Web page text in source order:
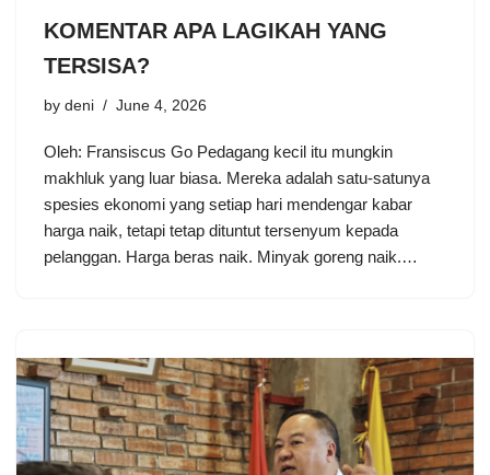
KOMENTAR APA LAGIKAH YANG
TERSISA?
by deni June 4, 2026
Oleh: Fransiscus Go Pedagang kecil itu mungkin
makhluk yang luar biasa. Mereka adalah satu-satunya
spesies ekonomi yang setiap hari mendengar kabar
harga naik, tetapi tetap dituntut tersenyum kepada
pelanggan. Harga beras naik. Minyak goreng naik.…